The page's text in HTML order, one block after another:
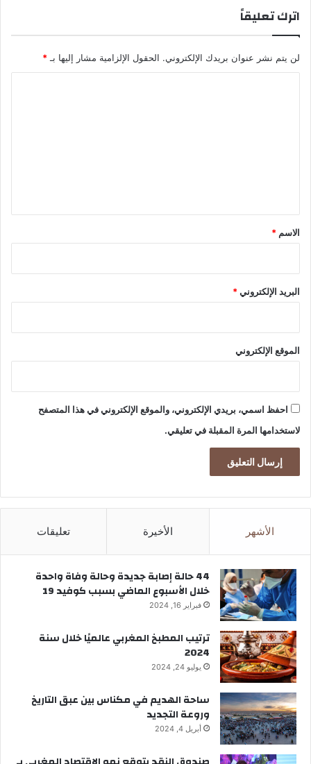
ل
ا
ي
ة
و
اترك تعليقاً
لن يتم نشر عنوان بريدك الإلكتروني. الحقول الإلزامية مشار إليها بـ *
*
الاسم *
البريد الإلكتروني*
الموقع الإلكتروني
احفظ اسمي، بريدي الإلكتروني، والموقع الإلكتروني في هذا المتصفح
لاستخدامها المرة المقبلة في تعليقي.
الأشهر الأخيرة تعليقات
44 حالة إصابة جديدة وحالة وفاة واحدة
خلال الأسبوع الماضي بسبب كوفيد 19
فبراير 16, 2024
ترتيب المطبخ المغربي عالميًا خلال سنة
2024
يوليو 24, 2024
ساحة الهديم في مكناس بين عبق التاريخ
وروعة التجديد
أبريل 4, 2024